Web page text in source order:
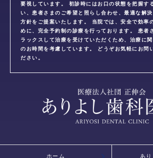
要視しています。 初診時にはお口の状態を把握す
い、患者さまのご希望と照らし合わせ、最適な解
方針をご提案いたします。 当院では、安全で効率
めに、完全予約制の診療を行っております。 患者
ラックスして治療を受けていただくため、治療に
のお時間を考慮しています。 どうぞお気軽にお問
ださい。
ホーム あ